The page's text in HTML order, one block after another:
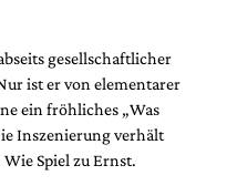
gesellschaftlicher
ist er von elementarer
ein fröhliches „Was
Inszenierung verhält
Spiel zu Ernst.